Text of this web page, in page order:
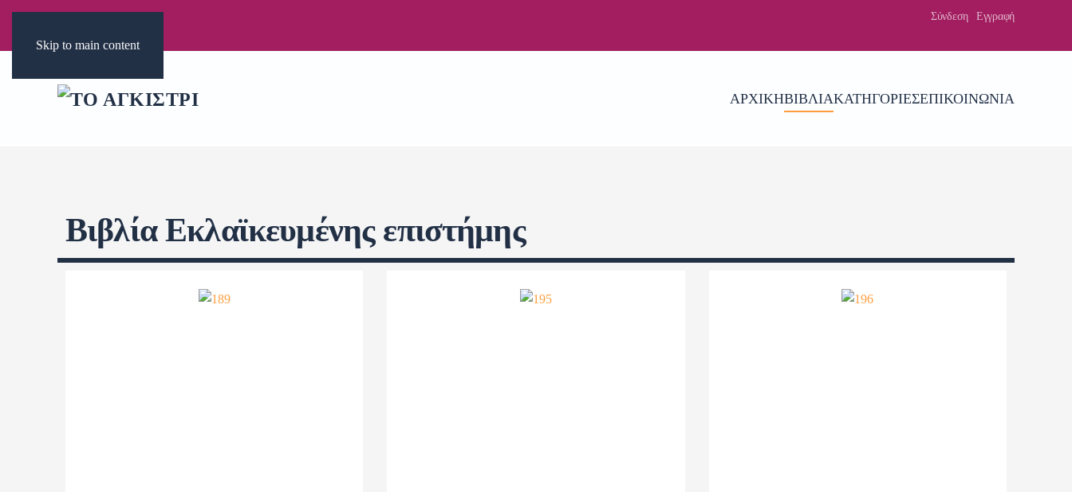
Skip to main content
Σύνδεση Εγγραφή
ΑΡΧΙΚΉΒΙΒΛΊΑΚΑΤΗΓΟΡΊΕΣΕΠΙΚΟΙΝΩΝΊΑ
Βιβλία Εκλαϊκευμένης επιστήμης